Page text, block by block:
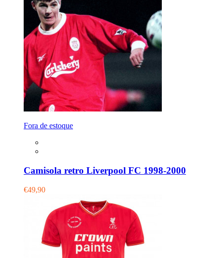
Fora de estoque
Camisola retro Liverpool FC 1998-2000
€49,90